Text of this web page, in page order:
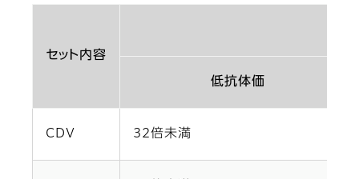
セット内容
低抗体価
CDV 32倍未満